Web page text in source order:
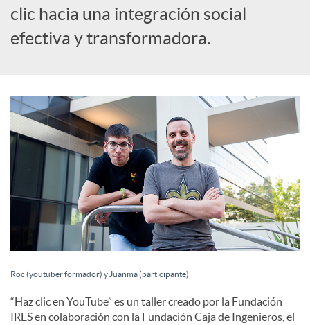
c
a
l
e
s
clic hacia una integración social
efectiva y transformadora.
Roc (youtuber formador) y Juanma (participante)
“Haz clic en YouTube” es un taller creado por la Fundación
IRES en colaboración con la Fundación Caja de Ingenieros, el